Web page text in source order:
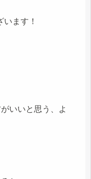
ます！
いいと思う、よ